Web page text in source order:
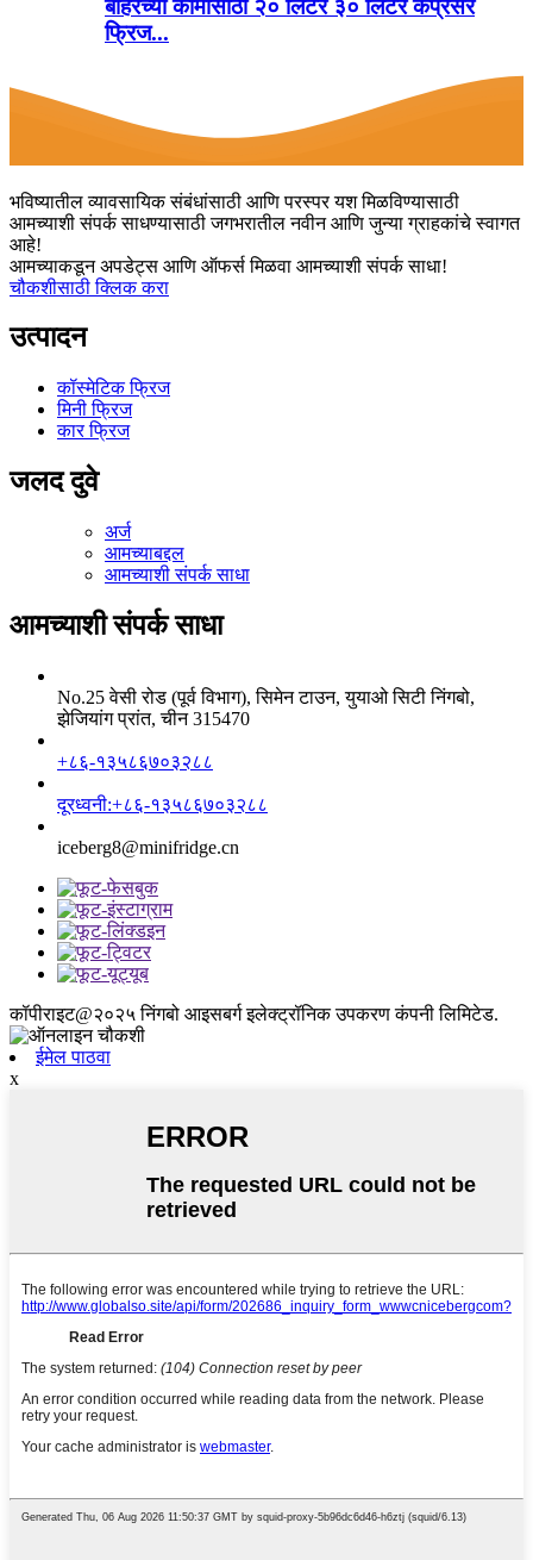
बाहेरच्या कामांसाठी २० लिटर ३० लिटर कंप्रेसर
फ्रिज...
भविष्यातील व्यावसायिक संबंधांसाठी आणि परस्पर यश मिळविण्यासाठी
आमच्याशी संपर्क साधण्यासाठी जगभरातील नवीन आणि जुन्या ग्राहकांचे स्वागत
आहे!
आमच्याकडून अपडेट्स आणि ऑफर्स मिळवा आमच्याशी संपर्क साधा!
चौकशीसाठी क्लिक करा
उत्पादन
कॉस्मेटिक फ्रिज
मिनी फ्रिज
कार फ्रिज
जलद दुवे
अर्ज
आमच्याबद्दल
आमच्याशी संपर्क साधा
आमच्याशी संपर्क साधा
No.25 वेसी रोड (पूर्व विभाग), सिमेन टाउन, युयाओ सिटी निंगबो,
झेजियांग प्रांत, चीन 315470
+८६-१३५८६७०३२८८
दूरध्वनी:+८६-१३५८६७०३२८८
iceberg8@minifridge.cn
कॉपीराइट@२०२५ निंगबो आइसबर्ग इलेक्ट्रॉनिक उपकरण कंपनी लिमिटेड.
ईमेल पाठवा
x